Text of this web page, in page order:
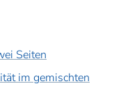
Seiten
im gemischten